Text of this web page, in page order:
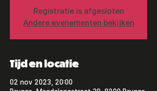
Registratie is afgesloten
Andere evenementen bekijken
Tijd en locatie
02 nov 2023, 20:00